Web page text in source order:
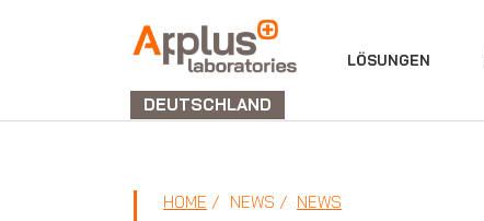
ABTEILUNG
LABORATORIEN
DEUTSCHLAND
LÖSUNGEN
HOME NEWS NEWS